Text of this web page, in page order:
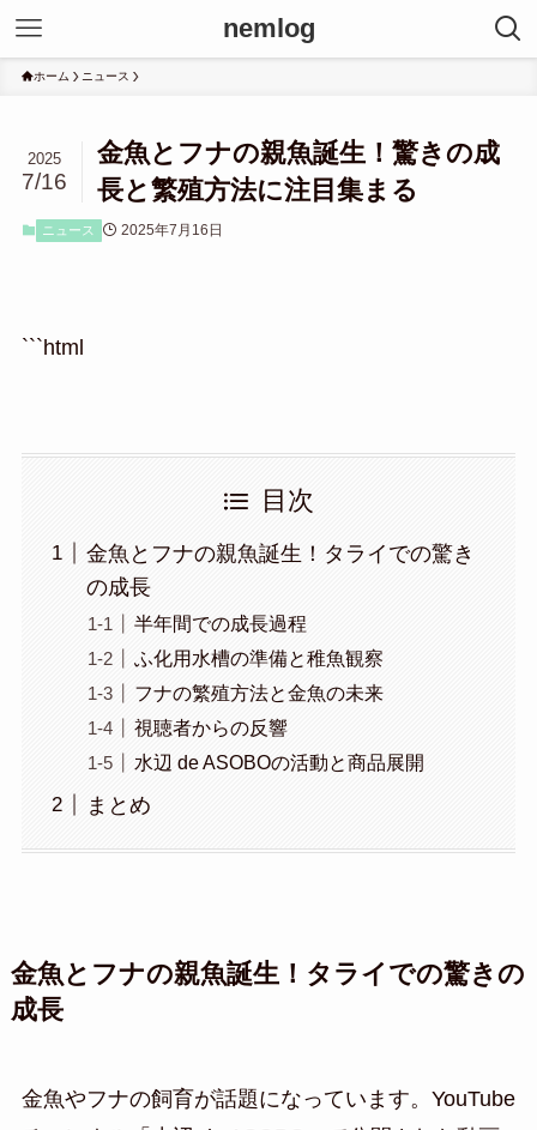
nemlog
ホーム ニュース
金魚とフナの親魚誕生！驚きの成
長と繁殖方法に注目集まる
2025
7/16
ニュース 2025年7月16日
```html
目次
金魚とフナの親魚誕生！タライでの驚き
の成長
半年間での成長過程
ふ化用水槽の準備と稚魚観察
フナの繁殖方法と金魚の未来
視聴者からの反響
水辺 de ASOBOの活動と商品展開
まとめ
金魚とフナの親魚誕生！タライでの驚きの
成長
金魚やフナの飼育が話題になっています。YouTube